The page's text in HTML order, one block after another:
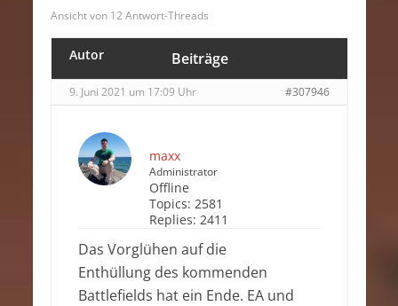
Ansicht von 12 Antwort-Threads
Autor Beiträge
9. Juni 2021 um 17:09 Uhr #307946
maxx
Administrator
Offline
Topics: 2581
Replies: 2411
Das Vorglühen auf die
Enthüllung des kommenden
Battlefields hat ein Ende. EA und